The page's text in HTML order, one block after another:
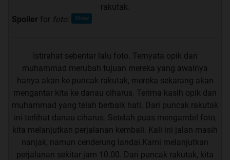
rakutak.
Spoiler for foto
Istirahat sebentar lalu foto. Ternyata opik dan
muhammad merubah tujuan mereka yang awalnya
hanya akan ke puncak rakutak, mereka sekarang akan
mengantar kita ke danau ciharus. Terima kasih opik dan
muhammad yang telah berbaik hati. Dari puncak rakutak
ini terlihat danau ciharus. Setelah puas mengambil foto,
kita melanjutkan perjalanan kembali. Kali ini jalan masih
nanjak, namun cenderung landai.Kami melanjutkan
perjalanan sekitar jam 10.00. Dari puncak rakutak, kita